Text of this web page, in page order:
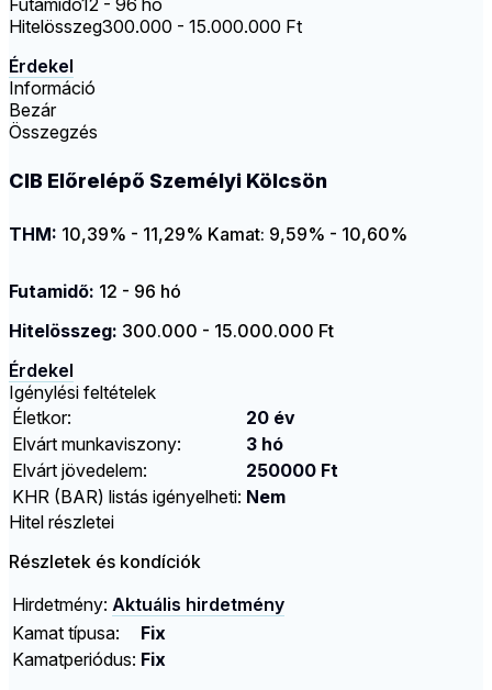
Futamidő12 - 96 hó
Hitelösszeg300.000 - 15.000.000 Ft
Érdekel
Információ
Bezár
Összegzés
CIB Előrelépő Személyi Kölcsön
THM: 10,39% - 11,29% Kamat: 9,59% - 10,60%
Futamidő: 12 - 96 hó
Hitelösszeg: 300.000 - 15.000.000 Ft
Érdekel
Igénylési feltételek
Életkor:
20 év
Elvárt munkaviszony:
3 hó
Elvárt jövedelem:
250000 Ft
KHR (BAR) listás igényelheti: Nem
Hitel részletei
Részletek és kondíciók
Hirdetmény: Aktuális hirdetmény
Kamat típusa:
Fix
Kamatperiódus: Fix